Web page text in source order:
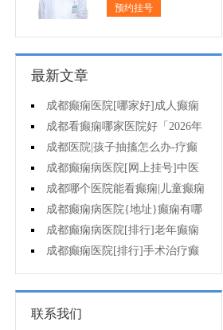
预约挂号
最新文章
成都癫痫医院[哪家好]成人癫痫
有什么症状?
成都看癫痫哪家医院好「2026年
度公布」癫痫病的用药注意事项有
什么?
成都医院|孩子抽搐怎么办-疗癫
痫用药注意哪些?
成都癫痫病医院[网上挂号]中医
药治疗儿童癫痫的费用是多少?
成都哪个医院能看癫痫|儿童癫痫
怎么治疗?
成都癫痫病医院{地址}癫痫有哪
些治疗方式?
成都癫痫病医院[排行]老年癫痫
要做好什么护理?
成都癫痫医院[排行]手术治疗癫
痫要注意什么?
联系我们